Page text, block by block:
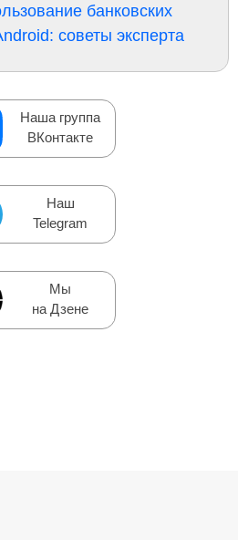
банковских
советы эксперта
Наша группа
ВКонтакте
Наш
Telegram
Мы
на Дзене